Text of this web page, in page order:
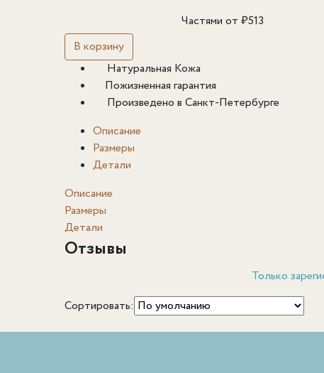
Частями от ₽513
В корзину
Натуральная Кожа
Пожизненная гарантия
Произведено в Санкт-Петербурге
Описание
Размеры
Детали
Описание
Размеры
Детали
Отзывы
Только
Сортировать: